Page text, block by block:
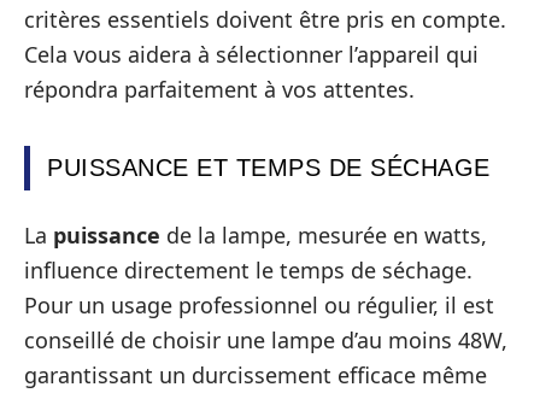
critères essentiels doivent être pris en compte.
Cela vous aidera à sélectionner l’appareil qui
répondra parfaitement à vos attentes.
PUISSANCE ET TEMPS DE SÉCHAGE
La puissance de la lampe, mesurée en watts,
influence directement le temps de séchage.
Pour un usage professionnel ou régulier, il est
conseillé de choisir une lampe d’au moins 48W,
garantissant un durcissement efficace même